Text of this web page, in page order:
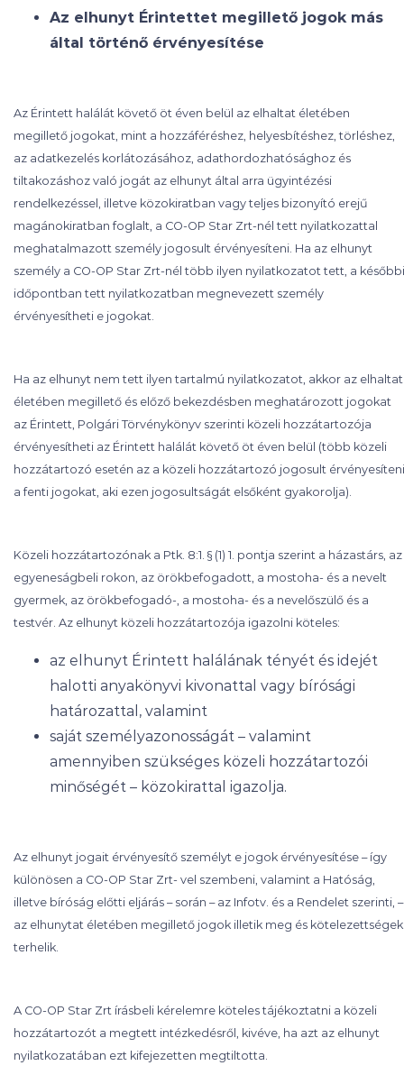
Az elhunyt Érintettet megillető jogok más
által történő érvényesítése
Az Érintett halálát követő öt éven belül az elhaltat életében
megillető jogokat, mint a hozzáféréshez, helyesbítéshez, törléshez,
az adatkezelés korlátozásához, adathordozhatósághoz és
tiltakozáshoz való jogát az elhunyt által arra ügyintézési
rendelkezéssel, illetve közokiratban vagy teljes bizonyító erejű
magánokiratban foglalt, a CO-OP Star Zrt-nél tett nyilatkozattal
meghatalmazott személy jogosult érvényesíteni. Ha az elhunyt
személy a CO-OP Star Zrt-nél több ilyen nyilatkozatot tett, a későbbi
időpontban tett nyilatkozatban megnevezett személy
érvényesítheti e jogokat.
Ha az elhunyt nem tett ilyen tartalmú nyilatkozatot, akkor az elhaltat
életében megillető és előző bekezdésben meghatározott jogokat
az Érintett, Polgári Törvénykönyv szerinti közeli hozzátartozója
érvényesítheti az Érintett halálát követő öt éven belül (több közeli
hozzátartozó esetén az a közeli hozzátartozó jogosult érvényesíteni
a fenti jogokat, aki ezen jogosultságát elsőként gyakorolja).
Közeli hozzátartozónak a Ptk. 8:1. § (1) 1. pontja szerint a házastárs, az
egyeneságbeli rokon, az örökbefogadott, a mostoha- és a nevelt
gyermek, az örökbefogadó-, a mostoha- és a nevelőszülő és a
testvér. Az elhunyt közeli hozzátartozója igazolni köteles:
az elhunyt Érintett halálának tényét és idejét
halotti anyakönyvi kivonattal vagy bírósági
határozattal, valamint
saját személyazonosságát – valamint
amennyiben szükséges közeli hozzátartozói
minőségét – közokirattal igazolja.
Az elhunyt jogait érvényesítő személyt e jogok érvényesítése – így
különösen a CO-OP Star Zrt- vel szembeni, valamint a Hatóság,
illetve bíróság előtti eljárás – során – az Infotv. és a Rendelet szerinti, –
az elhunytat életében megillető jogok illetik meg és kötelezettségek
terhelik.
A CO-OP Star Zrt írásbeli kérelemre köteles tájékoztatni a közeli
hozzátartozót a megtett intézkedésről, kivéve, ha azt az elhunyt
nyilatkozatában ezt kifejezetten megtiltotta.